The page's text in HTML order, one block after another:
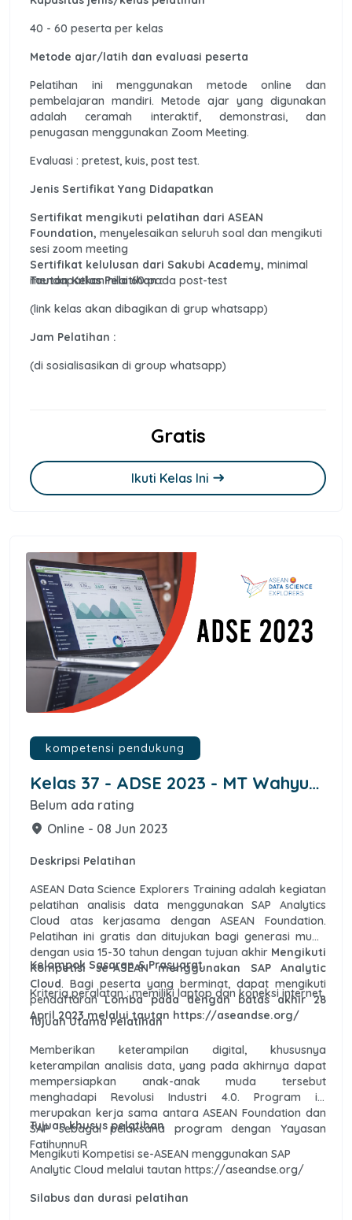
40 - 60 peserta per kelas
Metode ajar/latih dan evaluasi peserta
Pelatihan ini menggunakan metode online dan
pembelajaran mandiri. Metode ajar yang digunakan
adalah ceramah interaktif, demonstrasi, dan
penugasan menggunakan Zoom Meeting.
Evaluasi : pretest, kuis, post test.
Jenis Sertifikat Yang Didapatkan
Sertifikat mengikuti pelatihan dari ASEAN
Foundation, menyelesaikan seluruh soal dan mengikuti
sesi zoom meeting
Sertifikat kelulusan dari Sakubi Academy, minimal
mendapatkan nilai 60 pada post-test
Tautan Kelas Pelatihan :
(link kelas akan dibagikan di grup whatsapp)
Jam Pelatihan :
(di sosialisasikan di group whatsapp)
Gratis
Ikuti Kelas Ini east
kompetensi pendukung
Kelas 37 - ADSE 2023 - MT Wahyu
Nofiantoro
Belum ada rating
place Online - 08 Jun 2023
Deskripsi Pelatihan
ASEAN Data Science Explorers Training adalah kegiatan
pelatihan analisis data menggunakan SAP Analytics
Cloud atas kerjasama dengan ASEAN Foundation.
Pelatihan ini gratis dan ditujukan bagi generasi muda
dengan usia 15-30 tahun dengan tujuan akhir Mengikuti
Kompetisi se-ASEAN menggunakan SAP Analytic
Cloud. Bagi peserta yang berminat, dapat mengikuti
pendaftaranLomba pada dengan batas akhir 28
April 2023 melalui tautan https://aseandse.org/
Kelompok Sasaran & Prasyarat
Kriteria peralatan : memiliki laptop dan koneksi internet.
Tujuan Utama Pelatihan
Memberikan keterampilan digital, khususnya
keterampilan analisis data, yang pada akhirnya dapat
mempersiapkan anak-anak muda tersebut
menghadapi Revolusi Industri 4.0. Program ini
merupakan kerja sama antara ASEAN Foundation dan
SAP sebagai pelaksana program dengan Yayasan
FatihunnuR
Tujuan khusus pelatihan
Mengikuti Kompetisi se-ASEAN menggunakan SAP
Analytic Cloud melalui tautan https://aseandse.org/
Silabus dan durasi pelatihan